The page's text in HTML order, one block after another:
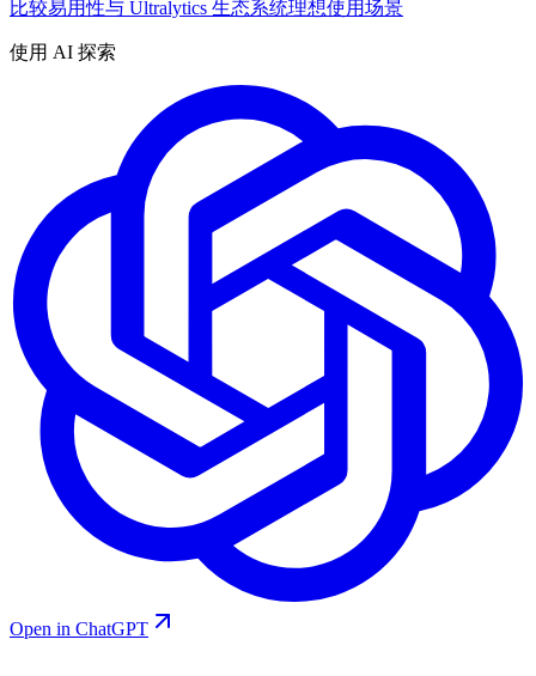
比较易用性与 Ultralytics 生态系统理想使用场景
使用 AI 探索
Open in ChatGPT